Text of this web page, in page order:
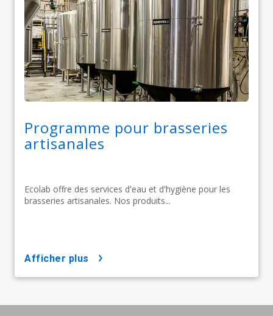
Programme pour brasseries
artisanales
Ecolab offre des services d'eau et d'hygiène pour les
brasseries artisanales. Nos produits...
afficher plus